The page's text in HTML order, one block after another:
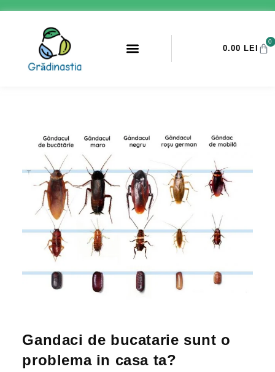
0.00 LEI
0
Gandaci de bucatarie sunt o
problema in casa ta?